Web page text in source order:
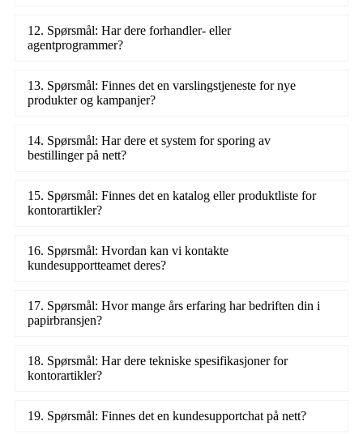
12. Spørsmål: Har dere forhandler- eller
agentprogrammer?
13. Spørsmål: Finnes det en varslingstjeneste for nye
produkter og kampanjer?
14. Spørsmål: Har dere et system for sporing av
bestillinger på nett?
15. Spørsmål: Finnes det en katalog eller produktliste for
kontorartikler?
16. Spørsmål: Hvordan kan vi kontakte
kundesupportteamet deres?
17. Spørsmål: Hvor mange års erfaring har bedriften din i
papirbransjen?
18. Spørsmål: Har dere tekniske spesifikasjoner for
kontorartikler?
19. Spørsmål: Finnes det en kundesupportchat på nett?